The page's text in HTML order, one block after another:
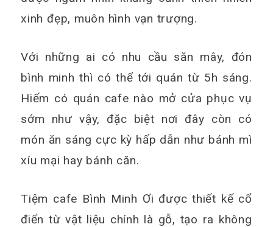
xinh đẹp, muôn hình vạn trượng.
Với những ai có nhu cầu săn mây, đón
bình minh thì có thể tới quán từ 5h sáng.
Hiếm có quán cafe nào mở cửa phục vụ
sớm như vậy, đặc biệt nơi đây còn có
món ăn sáng cực kỳ hấp dẫn như bánh mì
xíu mại hay bánh căn.
Tiệm cafe Bình Minh Ơi được thiết kế cổ
điển từ vật liệu chính là gỗ, tạo ra không